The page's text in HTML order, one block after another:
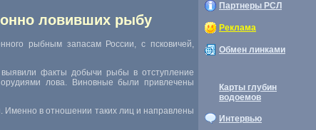
ловивших рыбу
рыбным запасам России, с псковичей,
факты добычи рыбы в отступление
лова. Виновные были привлечены
в отношении таких лиц и направлены
Партнеры РСЛ
Реклама
Обмен линками
Карты глубин
водоемов
Интервью